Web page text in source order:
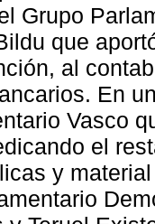
Grupo
que
al
En
Vasco
el
y